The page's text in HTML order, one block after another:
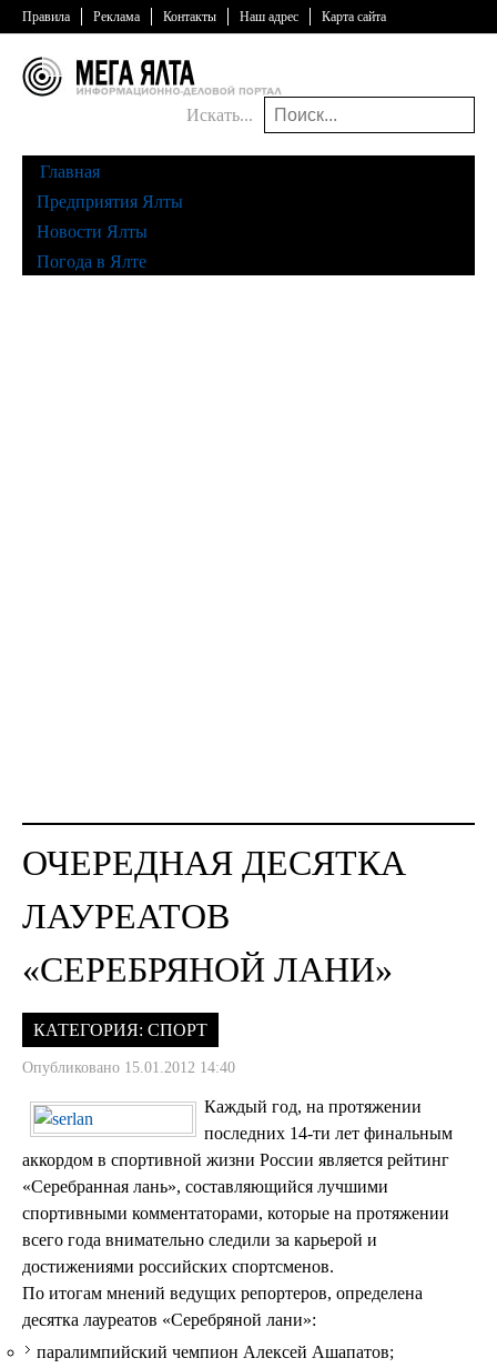
Правила Реклама Контакты Наш адрес Карта сайта
Искать...
Главная
Предприятия Ялты
Новости Ялты
Погода в Ялте
ОЧЕРЕДНАЯ ДЕСЯТКА
ЛАУРЕАТОВ
«СЕРЕБРЯНОЙ ЛАНИ»
КАТЕГОРИЯ: СПОРТ
Опубликовано 15.01.2012 14:40
Каждый год, на протяжении
последних 14-ти лет финальным
аккордом в спортивной жизни России является рейтинг
«Серебранная лань», составляющийся лучшими
спортивными комментаторами, которые на протяжении
всего года внимательно следили за карьерой и
достижениями российских спортсменов.
По итогам мнений ведущих репортеров, определена
десятка лауреатов «Серебряной лани»:
паралимпийский чемпион Алексей Ашапатов;